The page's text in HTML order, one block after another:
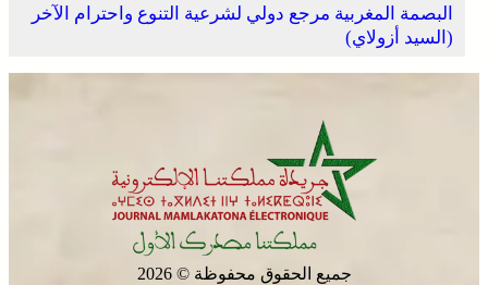
الصحراء المغربية .. كولومبيا تعلن تغييرا في موقفها وتعترف
البصمة المغربية مرجع دولي لشرعية التنوع واحترام الآخر
(السيد أزولاي)
جميع الحقوق محفوظة © 2026